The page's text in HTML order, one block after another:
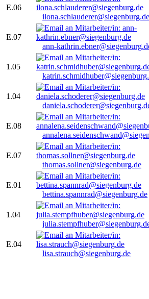
E.06
ilona.schlauderer@siegenburg.de
E.07
ann-
1.05
1.04
E.08
E.07
thomas.sollner@siegenburg.de
E.01
bettina.spannrad@siegenburg.de
1.04
E.04
lisa.strauch@siegenburg.de